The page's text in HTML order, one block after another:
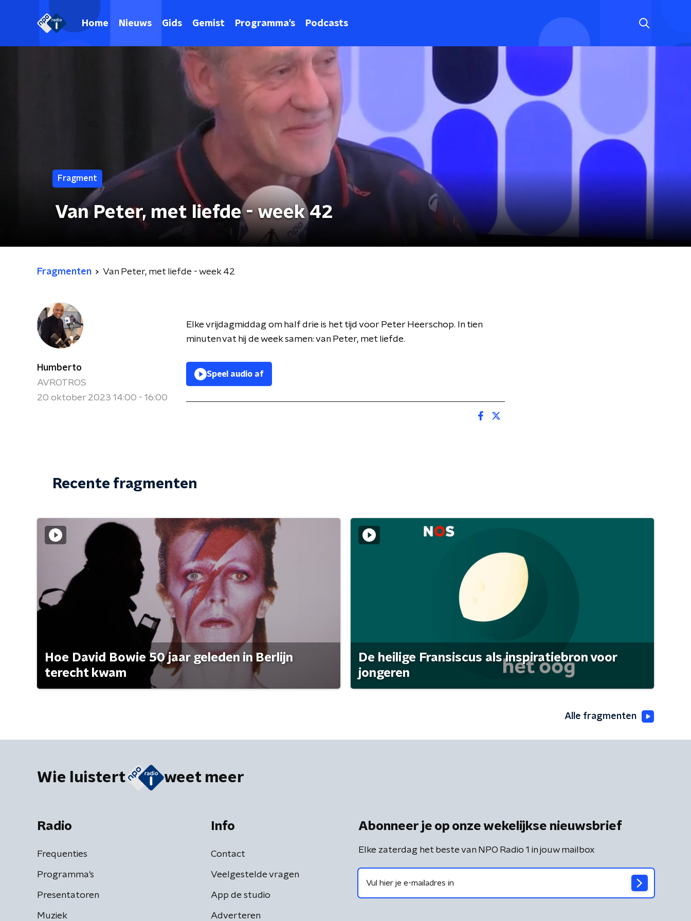
Home Nieuws Gids Gemist Programma's Podcasts
Fragment
Van Peter, met liefde - week 42
Fragmenten Van Peter, met liefde - week 42
Humberto
AVROTROS
20 oktober 2023 14:00 - 16:00
Elke vrijdagmiddag om half drie is het tijd voor Peter Heerschop. In tien
minuten vat hij de week samen: van Peter, met liefde.
Speel audio af
Recente fragmenten
Hoe David Bowie 50 jaar geleden in Berlijn
terecht kwam
De heilige Fransiscus als inspiratiebron voor
jongeren
Alle fragmenten
Wie luistert weet meer
Radio
Frequenties
Programma's
Presentatoren
Muziek
Info
Contact
Veelgestelde vragen
App de studio
Adverteren
Abonneer je op onze wekelijkse nieuwsbrief
Elke zaterdag het beste van NPO Radio 1 in jouw mailbox